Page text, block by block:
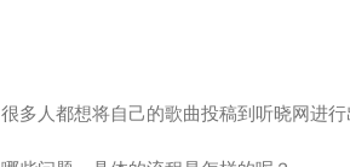
很多人都想将自己的歌曲投稿到听晓网进